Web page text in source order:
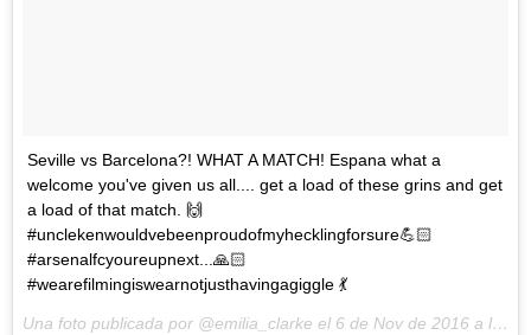
Seville vs Barcelona?! WHAT A MATCH! Espana what a
welcome you've given us all.... get a load of these grins and get
a load of that match. 🙌
#unclekenwouldvebeenproudofmyhecklingforsure💪🏻
#arsenalfcyoureupnext...🙏🏻
#wearefilmingiswearnotjusthavingagiggle 💃
Una foto publicada por @emilia_clarke el 6 de Nov de 2016 a la(s) 8:16 PST